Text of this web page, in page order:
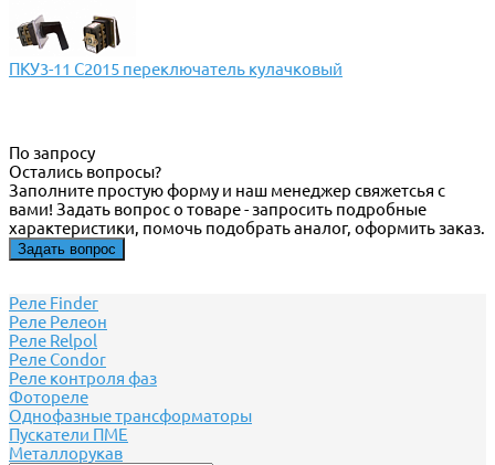
ПКУ3-11 С2015 переключатель кулачковый
По запросу
Остались вопросы?
Заполните простую форму и наш менеджер свяжетсья с
вами! Задать вопрос о товаре - запросить подробные
характеристики, помочь подобрать аналог, оформить заказ.
Задать вопрос
Реле Finder
Реле Релеон
Реле Relpol
Реле Сondor
Реле контроля фаз
Фотореле
Однофазные трансформаторы
Пускатели ПМЕ
Металлорукав